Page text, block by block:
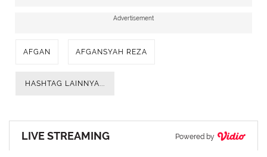
Advertisement
AFGAN AFGANSYAH REZA
HASHTAG LAINNYA...
LIVE STREAMING Powered by